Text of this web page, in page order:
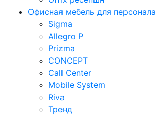
Офисная мебель для персонала
Sigma
Allegro P
Prizma
CONCEPT
Call Center
Mobile System
Riva
Тренд